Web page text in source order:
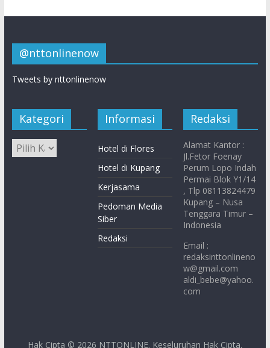
@nttonlinenow
Tweets by nttonlinenow
Kategori Informasi
Hotel di Flores
Hotel di Kupang
Kerjasama
Pedoman Media
Siber
Redaksi
Redaksi
Alamat Kantor :
Jl.Fetor Foenay
Perum Lopo Indah
Permai Blok Y1/14
, Tlp 08113824479
Kupang – Nusa
Tenggara Timur –
Indonesia
Email :
redaksinttonlineno
w@gmail.com
aldi_bebe@yahoo.
com
Hak Cipta © 2026 NTTONLINE. Keseluruhan Hak Cipta.